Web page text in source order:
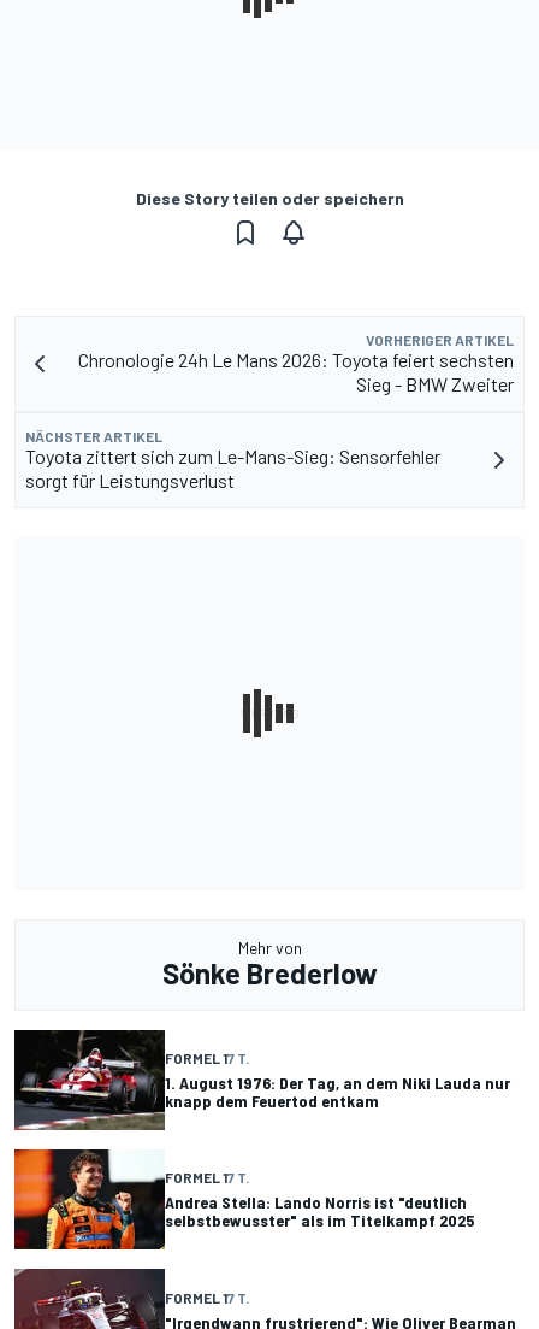
Diese Story teilen oder speichern
VORHERIGER ARTIKEL
Chronologie 24h Le Mans 2026: Toyota feiert sechsten
Sieg - BMW Zweiter
NÄCHSTER ARTIKEL
Toyota zittert sich zum Le-Mans-Sieg: Sensorfehler
sorgt für Leistungsverlust
Mehr von
Sönke Brederlow
FORMEL 17 T.
1. August 1976: Der Tag, an dem Niki Lauda nur
knapp dem Feuertod entkam
FORMEL 17 T.
Andrea Stella: Lando Norris ist "deutlich
selbstbewusster" als im Titelkampf 2025
FORMEL 17 T.
"Irgendwann frustrierend": Wie Oliver Bearman